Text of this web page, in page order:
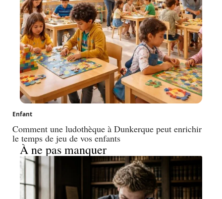
Enfant
Comment une ludothèque à Dunkerque peut enrichir
le temps de jeu de vos enfants
À ne pas manquer